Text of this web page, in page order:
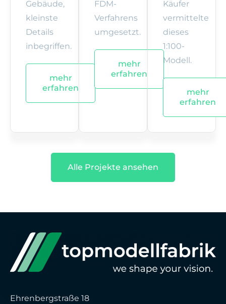
Gebäude,
kleinste
Details
inbegriffen.
mehr
erfahren
FDM-
Verfahrens
umgesetzt.
mehr
erfahren
Käufer
vermittelte
dieses
1:100-
Modell.
mehr
erfahren
Alle Projekte ansehen
Ehrenbergstraße 18